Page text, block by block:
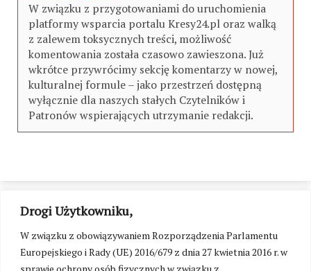
Drogi Użytkowniku,
W związku z obowiązywaniem Rozporządzenia Parlamentu
Europejskiego i Rady (UE) 2016/679 z dnia 27 kwietnia 2016 r. w
sprawie ochrony osób fizycznych w związku z
W związku z przygotowaniami do uruchomienia
platformy wsparcia portalu Kresy24.pl oraz walką
z zalewem toksycznych treści, możliwość
komentowania została czasowo zawieszona. Już
wkrótce przywrócimy sekcję komentarzy w nowej,
kulturalnej formule – jako przestrzeń dostępną
wyłącznie dla naszych stałych Czytelników i
Patronów wspierających utrzymanie redakcji.